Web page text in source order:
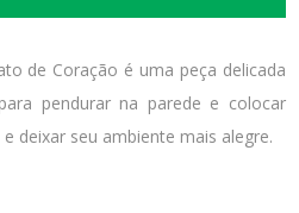
de Coração é uma peça delicada
pendurar na parede e colocar
deixar seu ambiente mais alegre.